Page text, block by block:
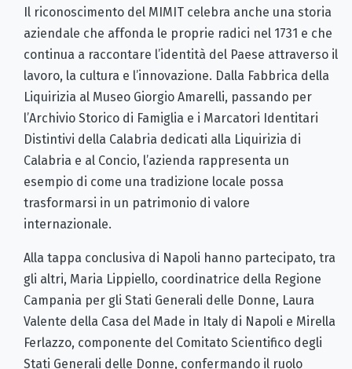
Il riconoscimento del MIMIT celebra anche una storia
aziendale che affonda le proprie radici nel 1731 e che
continua a raccontare l’identità del Paese attraverso il
lavoro, la cultura e l’innovazione. Dalla Fabbrica della
Liquirizia al Museo Giorgio Amarelli, passando per
l’Archivio Storico di Famiglia e i Marcatori Identitari
Distintivi della Calabria dedicati alla Liquirizia di
Calabria e al Concio, l’azienda rappresenta un
esempio di come una tradizione locale possa
trasformarsi in un patrimonio di valore
internazionale.
Alla tappa conclusiva di Napoli hanno partecipato, tra
gli altri, Maria Lippiello, coordinatrice della Regione
Campania per gli Stati Generali delle Donne, Laura
Valente della Casa del Made in Italy di Napoli e Mirella
Ferlazzo, componente del Comitato Scientifico degli
Stati Generali delle Donne, confermando il ruolo